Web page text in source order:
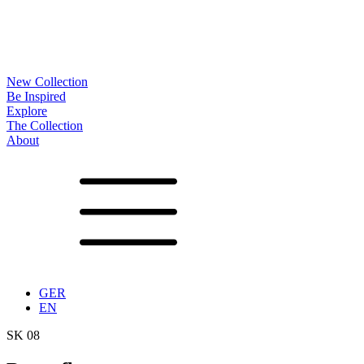
New Collection
Be Inspired
Explore
The Collection
About
SurfacesFramesOptions
ShowroomsContactDownloads
GER
EN
SK 08